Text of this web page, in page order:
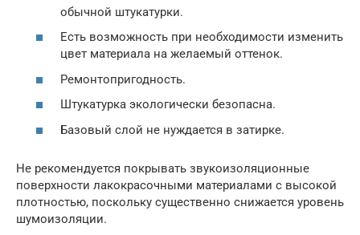
обычной штукатурки.
Есть возможность при необходимости изменить
цвет материала на желаемый оттенок.
Ремонтопригодность.
Штукатурка экологически безопасна.
Базовый слой не нуждается в затирке.
Не рекомендуется покрывать звукоизоляционные
поверхности лакокрасочными материалами с высокой
плотностью, поскольку существенно снижается уровень
шумоизоляции.